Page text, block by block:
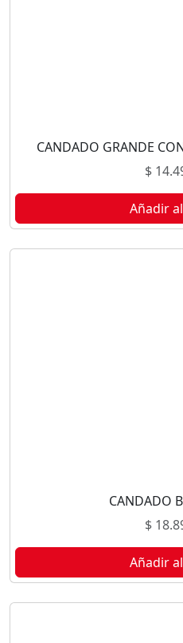
CANDADO GRANDE
$
Añadir
CANDADO
$
Añadir